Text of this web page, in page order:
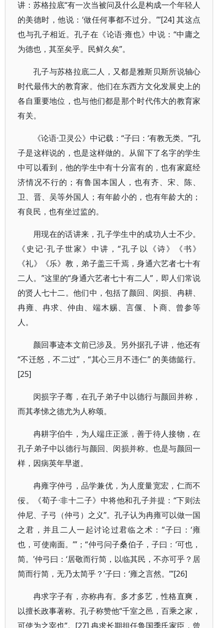
讲：苏格拉底“有一次当被问及什么是构成一个年轻人
的美德时，他说：‘做任何事都不过分。’”[24] 其这点
也与孔子相近。孔子在《论语·雍也》中说：“中庸之
为德也，其至矣乎。民鲜久矣”。
孔子与苏格拉底二人，又都是雅斯贝斯所说轴心
时代最伟大的教育家。他们在东西方文化发展史上的
各自重要地位，也与他们都是那个时代伟大的教育家
有关。
《论语·卫灵公》中记载：“子曰：‘有教无类。’”孔
子是这样说的，也是这样做的。从留下了名字的学生
中可以看到，他的学生中有十分富有的，也有家庭经
济情况不行的；有鲁国本国人，也有齐、宋、陈、
卫、晋、吴等外国人；有年龄小的，也有年龄大的；
有良民，也有坐过监的。
用现在的话讲来，孔子学生中的成功人士不少。
《史记·孔子世家》中讲，“孔子以《诗》《书》
《礼》《乐》教，弟子盖三千焉，身通六艺者七十有
二人。”这里的“身通六艺者七十有二人”，即人们常说
的贤人七十二。他们中，包括了颜回、闵损、冉耕、
冉雍、冉求、仲由、端木赐、言偃、卜商、曾参等
人。
颜回事迹本文前已涉及。另外据孔子讲，他还有
“不迁怒，不二过”，“其心三月不违仁” 的美德懿行。
[25]
闵损字子骞，在孔子弟子中以德行与颜回并称，
而其孝悌之德尤为人称颂。
冉耕字伯牛，为人端庄正派，善于待人接物，在
孔子弟子中以德行与颜回、闵损并称。也是与颜回一
样，因病英年早逝。
冉雍字仲弓，品学兼优，为人度量宽宏，仁而不
佞。《荀子·非十二子》中将他和孔子并提：“下则法
仲尼、子弓（仲弓）之义”。孔子认为冉雍可以做一国
之君，并且二人一起讨论过君临之术：“子曰：‘雍
也，可使南面。’”；“仲弓问子桑伯子，子曰：‘可也，
简。’仲弓曰：‘居敬而行简，以临其民，不亦可乎？居
简而行简，无乃太简乎？’子曰：‘雍之言然。’”[26]
冉求字子有，亦称冉有。多才多艺，性格直爽，
以擅长政事著称。孔子称赞他“千室之邑，百乘之家，
可使为之宰也”。[27] 冉求长期担任鲁国季氏家臣，曾